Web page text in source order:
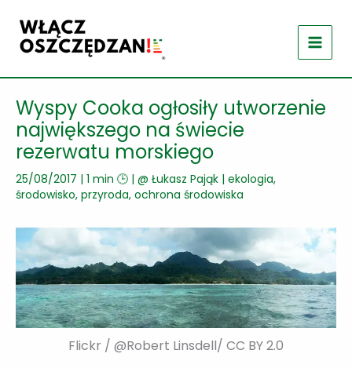
treści
Wyspy Cooka ogłosiły utworzenie
największego na świecie
rezerwatu morskiego
25/08/2017 | 1 min 🕒 | @ Łukasz Pająk | ekologia,
środowisko, przyroda, ochrona środowiska
Flickr / @Robert Linsdell/ CC BY 2.0